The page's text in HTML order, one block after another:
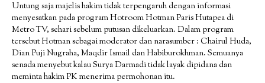
Untung saja majelis hakim tidak terpengaruh dengan informasi
menyesatkan pada program Hotroom Hotman Paris Hutapea di
Metro TV, sehari sebelum putusan dikeluarkan. Dalam program
tersebut Hotman sebagai moderator dan narasumber : Chairul Huda,
Dian Puji Nugraha, Maqdir Ismail dan Habiburokhman. Semuanya
senada menyebut kalau Surya Darmadi tidak layak dipidana dan
meminta hakim PK menerima permohonan itu.